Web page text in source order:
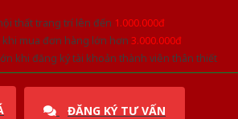
thất trang trí lên đến 1.000.000đ
khi mua đơn hàng lớn hơn 3.000.000đ
khi đăng ký tài khoản thành viên thân thiết
ĐĂNG KÝ TƯ VẤN